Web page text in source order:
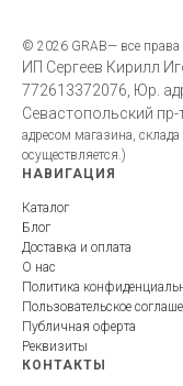
© 2026 GRAB— все
ИП Сергеев Кирилл
772613372076, Юр.
Севастопольский пр-
адресом магазина,
осуществляется.)
НАВИГАЦИЯ
Каталог
Блог
Доставка и оплата
О нас
Политика
Пользовательское
Публичная оферта
Реквизиты
КОНТАКТЫ